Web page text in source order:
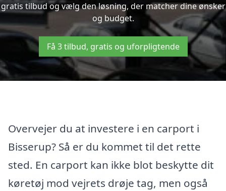
gratis tilbud og vælg den løsning, der matcher dine ønsker
og budget.
Få 3 tilbud, gratis og uforpligtende
Overvejer du at investere i en carport i
Bisserup? Så er du kommet til det rette
sted. En carport kan ikke blot beskytte dit
køretøj mod vejrets drøje tag, men også